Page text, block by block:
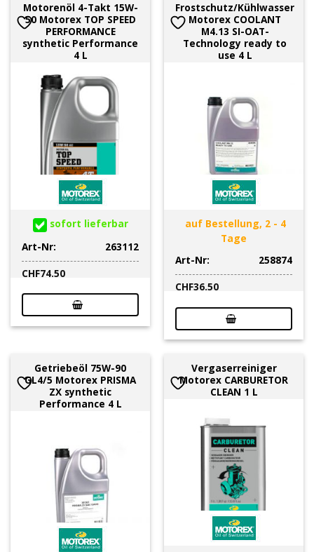
Motorenöl 4-Takt 15W-
50 Motorex TOP SPEED
PERFORMANCE
synthetic Performance
4 L
sofort lieferbar
Art-Nr:
263112
CHF74.50
Frostschutz/Kühlwasser
Motorex COOLANT
M4.13 SI-OAT-
Technology ready to
use 4 L
auf Bestellung, 2 - 4
Tage
Art-Nr:
258874
CHF36.50
Getriebeöl 75W-90
GL4/5 Motorex PRISMA
ZX synthetic
Performance 4 L
Vergaserreiniger
Motorex CARBURETOR
CLEAN 1 L